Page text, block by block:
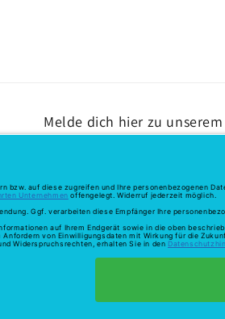
Melde dich hier zu
AGB Versand